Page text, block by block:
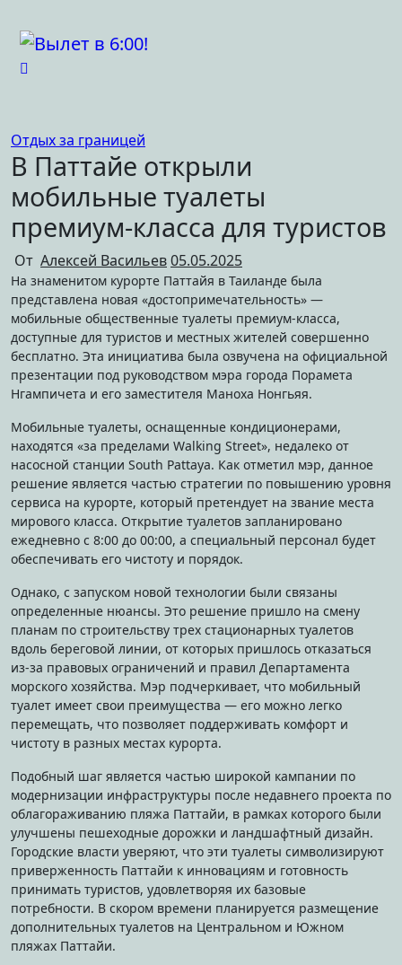
содержимому
Отдых за границей
В Паттайе открыли
мобильные туалеты
премиум-класса для туристов
От Алексей Васильев05.05.2025
На знаменитом курорте Паттайя в Таиланде была
представлена новая «достопримечательность» —
мобильные общественные туалеты премиум-класса,
доступные для туристов и местных жителей совершенно
бесплатно. Эта инициатива была озвучена на официальной
презентации под руководством мэра города Порамета
Нгампичета и его заместителя Маноха Нонгьяя.
Мобильные туалеты, оснащенные кондиционерами,
находятся «за пределами Walking Street», недалеко от
насосной станции South Pattaya. Как отметил мэр, данное
решение является частью стратегии по повышению уровня
сервиса на курорте, который претендует на звание места
мирового класса. Открытие туалетов запланировано
ежедневно с 8:00 до 00:00, а специальный персонал будет
обеспечивать его чистоту и порядок.
Однако, с запуском новой технологии были связаны
определенные нюансы. Это решение пришло на смену
планам по строительству трех стационарных туалетов
вдоль береговой линии, от которых пришлось отказаться
из-за правовых ограничений и правил Департамента
морского хозяйства. Мэр подчеркивает, что мобильный
туалет имеет свои преимущества — его можно легко
перемещать, что позволяет поддерживать комфорт и
чистоту в разных местах курорта.
Подобный шаг является частью широкой кампании по
модернизации инфраструктуры после недавнего проекта по
облагораживанию пляжа Паттайи, в рамках которого были
улучшены пешеходные дорожки и ландшафтный дизайн.
Городские власти уверяют, что эти туалеты символизируют
приверженность Паттайи к инновациям и готовность
принимать туристов, удовлетворяя их базовые
потребности. В скором времени планируется размещение
дополнительных туалетов на Центральном и Южном
пляжах Паттайи.